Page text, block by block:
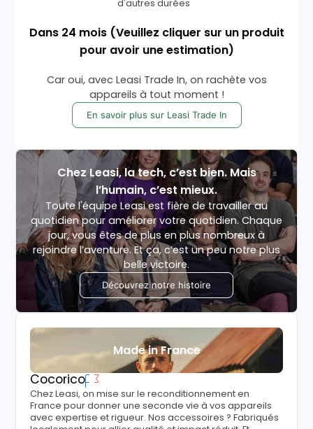
d'autres durées
Dans 24 mois (Veuillez cliquer sur un produit
pour avoir une estimation)
Car oui, avec Leasi Trade In, on rachète vos
appareils à tout moment !
En savoir plus sur Leasi Trade In
Chez Leasi, la tech, c’est bien. Mais
l’humain, c’est mieux.
Toute l'équipe Leasi est fière de travailler au
quotidien pour améliorer votre quotidien. Chaque
jour, vous êtes de plus en plus nombreux à
rejoindre l’aventure. Et ça, c’est un peu notre plus
belle victoire.
Découvrez notre histoire
Made in France
Cocorico
Chez Leasi, on mise sur le reconditionnement en
France pour donner une seconde vie à vos appareils
avec expertise et rigueur. Nos accessoires ? Fabriqués